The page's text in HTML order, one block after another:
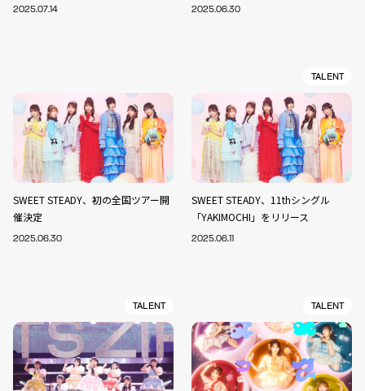
2025.07.14 2025.06.30
SWEET STEADY、初の全国ツアー開
催決定
2025.06.30
TALENT
SWEET STEADY、11thシングル
「YAKIMOCHI」をリリース
2025.06.11
TALENT TALENT